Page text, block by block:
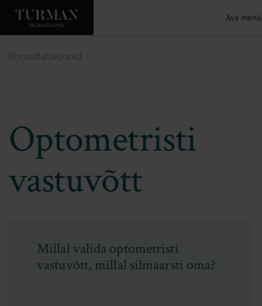
Ava
Konsultatsioonid
Optometristi
vastuvõtt
Millal valida optometristi
vastuvõtt, millal silmaarsti oma?